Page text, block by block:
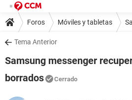
Foros Móviles y tabletas
Tema Anterior
Samsung messenger
borrados
Cerrado